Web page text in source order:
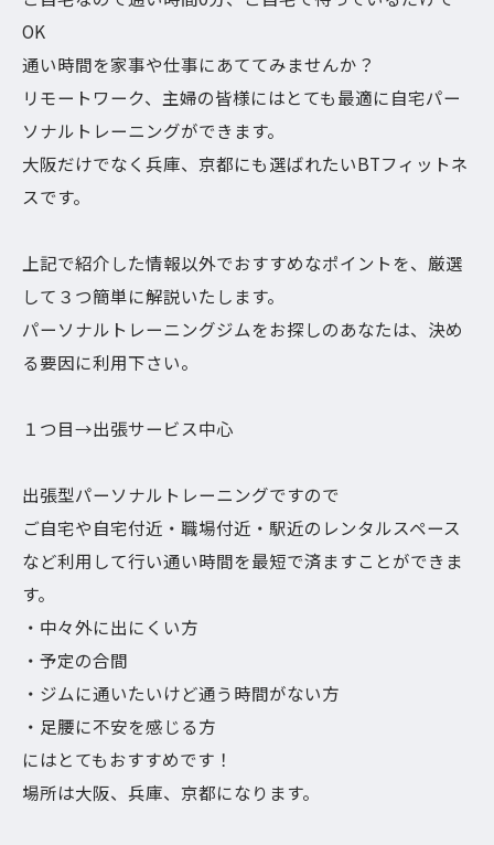
OK
通い時間を家事や仕事にあててみませんか？
リモートワーク、主婦の皆様にはとても最適に自宅パー
ソナルトレーニングができます。
大阪だけでなく兵庫、京都にも選ばれたいBTフィットネ
スです。
上記で紹介した情報以外でおすすめなポイントを、厳選
して３つ簡単に解説いたします。
パーソナルトレーニングジムをお探しのあなたは、決め
る要因に利用下さい。
１つ目→出張サービス中心
出張型パーソナルトレーニングですので
ご自宅や自宅付近・職場付近・駅近のレンタルスペース
など利用して行い通い時間を最短で済ますことができま
す。
・中々外に出にくい方
・予定の合間
・ジムに通いたいけど通う時間がない方
・足腰に不安を感じる方
にはとてもおすすめです！
場所は大阪、兵庫、京都になります。